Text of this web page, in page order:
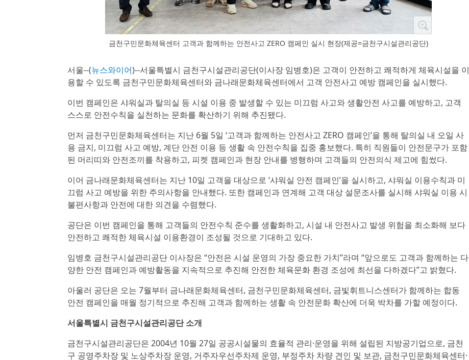
금천구민문화체육센터 고객과 함께하는 안전사고 ZERO 캠페인 실시 현장(제공=금천구시설관리공단)
서울--(뉴스와이어)--서울특별시 금천구시설관리공단(이사장 임병호)은 고객이 안전하고 쾌적하게 체육시설을 이
용할 수 있도록 금천구민문화체육센터와 금나래문화체육센터에서 고객 안전사고 예방 캠페인을 실시했다.
이번 캠페인은 샤워실과 탈의실 등 시설 이용 중 발생할 수 있는 미끄럼 사고와 생활안전 사고를 예방하고, 고객
스스로 안전수칙을 실천하는 문화를 확산하기 위해 추진됐다.
먼저 금천구민문화체육센터는 지난 6월 5일 ‘고객과 함께하는 안전사고 ZERO 캠페인’을 통해 탈의실 내 오일 사
용 금지, 미끄럼 사고 예방, 계단 안전 이용 등 생활 속 안전수칙을 집중 홍보했다. 특히 직원들이 안전문구가 포함
된 머리띠와 안전조끼를 착용하고, 피켓 캠페인과 현장 안내를 병행하며 고객들의 안전의식 제고에 힘썼다.
이어 금나래문화체육센터는 지난 10일 고객을 대상으로 ‘샤워실 안전 캠페인’을 실시하고, 샤워실 이용수칙과 미
끄럼 사고 예방을 위한 주의사항을 안내했다. 또한 캠페인과 연계해 고객 대상 설문조사를 실시해 샤워실 이용 시
불편사항과 안전에 대한 의견을 수렴했다.
공단은 이번 캠페인을 통해 고객들의 안전수칙 준수를 생활화하고, 시설 내 안전사고 발생 위험을 최소화해 보다
안전하고 쾌적한 체육시설 이용환경이 조성될 것으로 기대하고 있다.
임병호 금천구시설관리공단 이사장은 “안전은 시설 운영의 가장 중요한 가치”라며 “앞으로도 고객과 함께하는 다
양한 안전 캠페인과 예방활동을 지속적으로 추진해 안전한 체육문화 환경 조성에 최선을 다하겠다”고 밝혔다.
아울러 공단은 오는 7월부터 금나래문화체육센터, 금천구민문화체육센터, 금빛휘트니스센터가 함께하는 합동
안전 캠페인을 매월 정기적으로 추진해 고객과 함께하는 생활 속 안전문화 확산에 더욱 박차를 가할 예정이다.
서울특별시 금천구시설관리공단 소개
금천구시설관리공단은 2004년 10월 27일 공공시설물의 효율적 관리·운영을 위해 설립된 지방공기업으로, 금천
구 공영주차장 및 노상주차장 운영, 거주자우선주차제 운영, 부정주차 차량 견인 및 보관, 금천구민문화체육센터·